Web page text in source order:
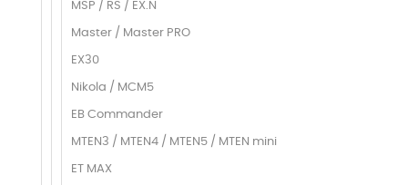
MSP / RS / EX.N
Master / Master PRO
EX30
Nikola / MCM5
EB Commander
MTEN3 / MTEN4 / MTEN5 / MTEN mini
ET MAX